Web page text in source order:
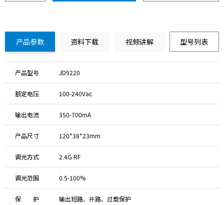
产品参数 资料下载 视频讲解 型号列表
产品型号 JD9220
额定电压 100-240Vac
输出电流 350-700mA
产品尺寸 120*38*23mm
调光方式 2.4G RF
调光范围 0.5-100%
保 护 输出短路、开路、过载保护